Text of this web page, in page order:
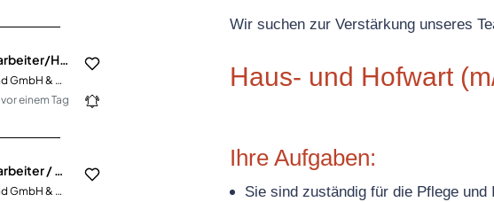
Aushilfe (m/w/d) Hofarbeiter/Hausmeister
Transgourmet Deutschland GmbH & Co. OHG
vor einem Tag
Transgourmet Deutschland GmbH & Co. OHG